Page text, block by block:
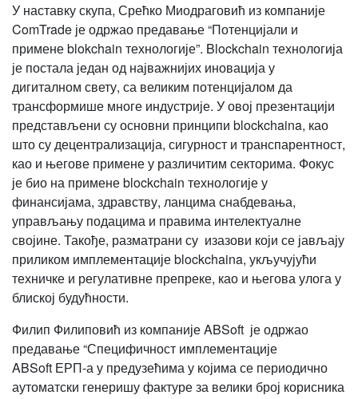
У наставку скупа, Срећко Миодраговић из компаније
ComTrade је одржао предавање “Потенцијали и
примене blokchain технологије”. Blockchain технологија
је постала један од најважнијих иновација у
дигиталном свету, са великим потенцијалом да
трансформише многе индустрије. У овој презентацији
представљени су основни принципи blockchaina, као
што су децентрализација, сигурност и транспарентност,
као и његове примене у различитим секторима. Фокус
је био на примене blockchain технологије у
финансијама, здравству, ланцима снабдевања,
управљању подацима и правима интелектуалне
својине. Такође, разматрани су изазови који се јављају
приликом имплементације blockchaina, укључујући
техничке и регулативне препреке, као и његова улога у
блиској будућности.
Филип Филиповић из компаније ABSoft је одржао
предавање “Специфичност имплементације
ABSoft ЕРП-а у предузећима у којима се периодично
аутоматски генеришу фактуре за велики број корисника